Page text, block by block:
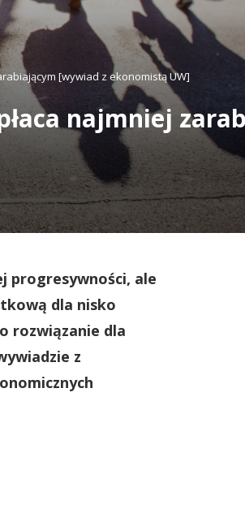
[wywiad z ekonomistą UW]
najmniej
progresywności, ale
dla nisko
rozwiązanie dla
z